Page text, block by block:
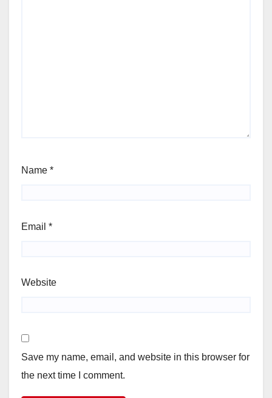
Name *
Email *
Website
Save my name, email, and website in this browser for
the next time I comment.